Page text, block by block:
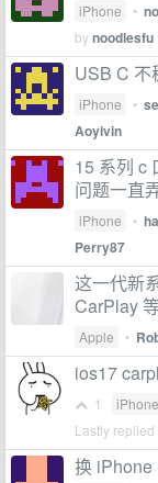
iPhone •
bynoodlesfu
USB C 不
iPhone •
Aoyivin
15 系列 c
问题一直
iPhone •
Perry87
这一代新
CarPlay
Apple •
ios17
1 iPhone
Lastly replied
换 iPhone